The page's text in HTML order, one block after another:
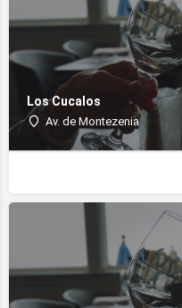
Los Cucalos
Av. de Montezenia